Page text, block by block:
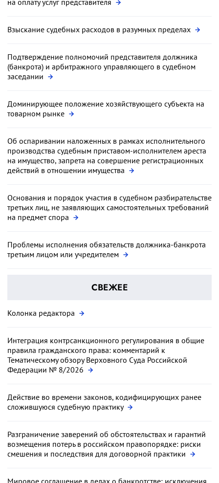
Взыскание судебных расходов в разумных пределах
Подтверждение полномочий представителя должника
(банкрота) и арбитражного управляющего в судебном
заседании
Доминирующее положение хозяйствующего субъекта на
товарном рынке
Об оспаривании наложенных в рамках исполнительного
производства судебным приставом-исполнителем ареста
на имущество, запрета на совершение регистрационных
действий в отношении имущества
Основания и порядок участия в судебном разбирательстве
третьих лиц, не заявляющих самостоятельных требований
на предмет спора
Проблемы исполнения обязательств должника-банкрота
третьим лицом или учредителем
СВЕЖЕЕ
Колонка редактора
Интеграция контрсанкционного регулирования в общие
правила гражданского права: комментарий к
Тематическому обзору Верховного Суда Российской
Федерации № 8/2026
Действие во времени законов, кодифицирующих ранее
сложившуюся судебную практику
Разграничение заверений об обстоятельствах и гарантий
возмещения потерь в российском правопорядке: риски
смешения и последствия для договорной практики
Мировое соглашение в делах о банкротстве: исключения